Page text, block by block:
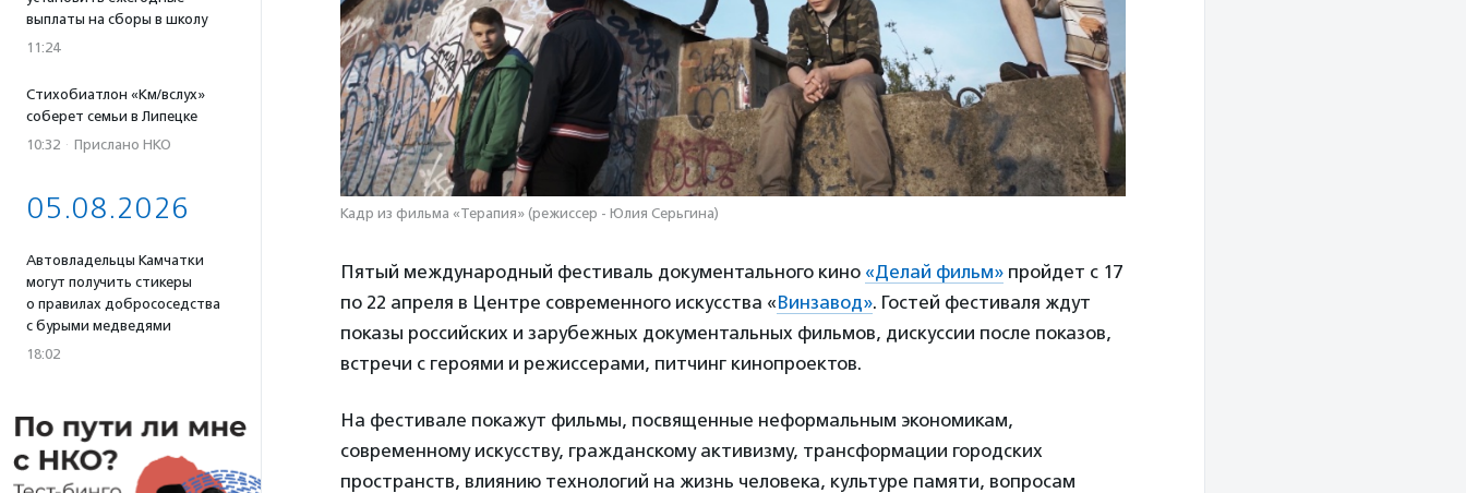
выплаты на сборы в школу
11:24
Стихобиатлон «Км/вслух»
соберет семьи в Липецке
10:32 · Прислано НКО
05.08.2026
Автовладельцы Камчатки
могут получить стикеры
о правилах добрососедства
с бурыми медведями
18:02
Кадр из фильма «Терапия» (режиссер - Юлия Серьгина)
Пятый международный фестиваль документального кино «Делай фильм» пройдет с 17
по 22 апреля в Центре современного искусства «Винзавод». Гостей фестиваля ждут
показы российских и зарубежных документальных фильмов, дискуссии после показов,
встречи с героями и режиссерами, питчинг кинопроектов.
На фестивале покажут фильмы, посвященные неформальным экономикам,
современному искусству, гражданскому активизму, трансформации городских
пространств, влиянию технологий на жизнь человека, культуре памяти, вопросам